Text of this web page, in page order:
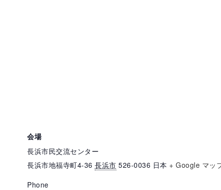
会場
長浜市民交流センター
長浜市地福寺町4-36 長浜市 526-0036 日本 + Google マッ
Phone